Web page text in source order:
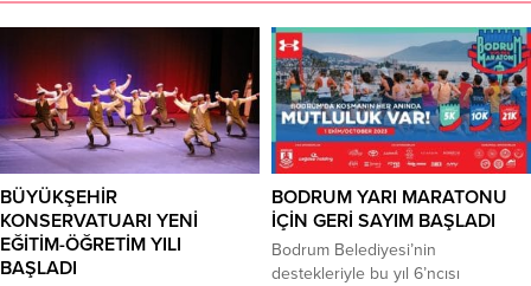
BÜYÜKŞEHİR
KONSERVATUARI YENİ
EĞİTİM-ÖĞRETİM YILI
BAŞLADI
BODRUM YARI MARATONU
İÇİN GERİ SAYIM BAŞLADI
Bodrum Belediyesi’nin
destekleriyle bu yıl 6’ncısı